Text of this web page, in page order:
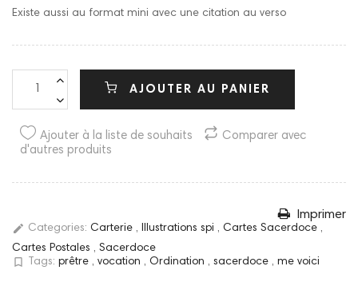
Existe aussi au format mini avec une citation au verso
AJOUTER AU PANIER
Ajouter à la liste de souhaits
Comparer avec
d'autres produits
Imprimer
edit Categories: Carterie , Illustrations spi , Cartes Sacerdoce ,
Cartes Postales , Sacerdoce
bookmark_border Tags: prêtre , vocation , Ordination , sacerdoce , me voici